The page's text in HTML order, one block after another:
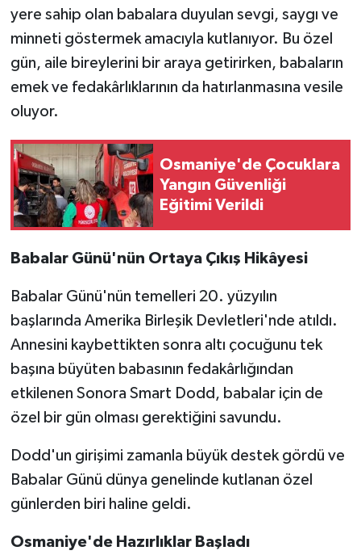
yere sahip olan babalara duyulan sevgi, saygı ve
minneti göstermek amacıyla kutlanıyor. Bu özel
gün, aile bireylerini bir araya getirirken, babaların
emek ve fedakârlıklarının da hatırlanmasına vesile
oluyor.
Osmaniye'de Çocuklara
Yangın Güvenliği
Eğitimi Verildi
Babalar Günü'nün Ortaya Çıkış Hikâyesi
Babalar Günü'nün temelleri 20. yüzyılın
başlarında Amerika Birleşik Devletleri'nde atıldı.
Annesini kaybettikten sonra altı çocuğunu tek
başına büyüten babasının fedakârlığından
etkilenen Sonora Smart Dodd, babalar için de
özel bir gün olması gerektiğini savundu.
Dodd'un girişimi zamanla büyük destek gördü ve
Babalar Günü dünya genelinde kutlanan özel
günlerden biri haline geldi.
Osmaniye'de Hazırlıklar Başladı